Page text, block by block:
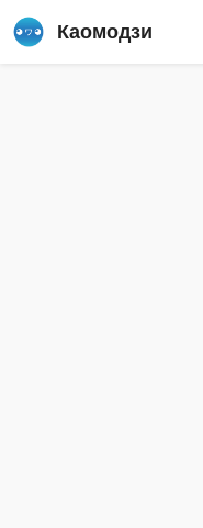
Каомодзи